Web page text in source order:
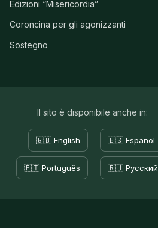
Edizioni “Misericordia”
Coroncina per gli agonizzanti
Sostegno
Il sito è disponibile anche in:
🇬🇧 English 🇪🇸 Español
🇵🇹 Português 🇷🇺 Русский